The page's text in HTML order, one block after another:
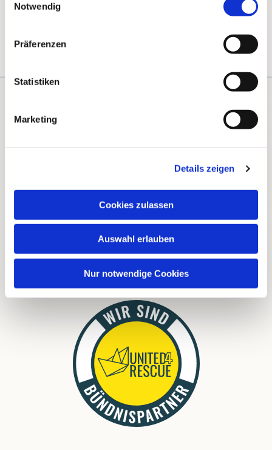
Notwendig
Präferenzen
Statistiken
Marketing
Details zeigen
Cookies zulassen
Auswahl erlauben
Nur notwendige Cookies
Kalender
FAQ